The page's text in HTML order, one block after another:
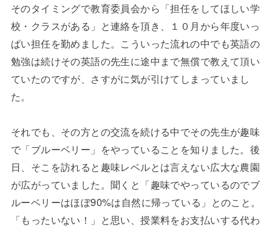
そのタイミングで教育委員会から「担任をしてほしい学
校・クラスがある」と連絡を頂き、１０月から年度いっ
ぱい担任を勤めました。こういった流れの中でも英語の
勉強は続けその英語の先生に途中まで無償で教えて頂い
ていたのですが、さすがに気が引けてしまっていまし
た。
それでも、その方との交流を続ける中でその先生が趣味
で「ブルーベリー」をやっていることを知りました。後
日、そこを訪れると趣味レベルとは言えない広大な農園
が広がっていました。聞くと「趣味でやっているのでブ
ルーベリーはほぼ90%は自然に帰っている」とのこと。
「もったいない！」と思い、授業料をお支払いする代わ